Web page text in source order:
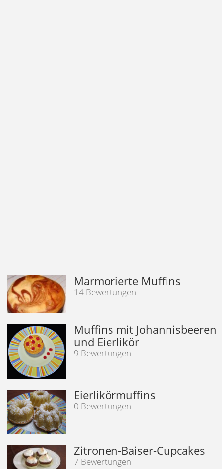
Marmorierte Muffins
14 Bewertungen
Muffins mit Johannisbeeren
und Eierlikör
9 Bewertungen
Eierlikörmuffins
0 Bewertungen
Zitronen-Baiser-Cupcakes
7 Bewertungen